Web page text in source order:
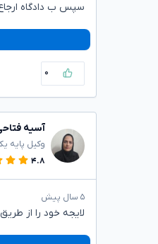
سپس ب دادگاه
۰
آسیه
وکیل پایه
۴.۸
۵ سال پیش
لایجه خود را از